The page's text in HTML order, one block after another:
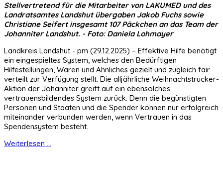
Stellvertretend für die Mitarbeiter von LAKUMED und des
Landratsamtes Landshut übergaben Jakob Fuchs sowie
Christiane Seifert insgesamt 107 Päckchen an das Team der
Johanniter Landshut. - Foto: Daniela Lohmayer
Landkreis Landshut - pm (29.12.2025) – Effektive Hilfe benötigt
ein eingespieltes System, welches den Bedürftigen
Hilfestellungen, Waren und Ähnliches gezielt und zugleich fair
verteilt zur Verfügung stellt. Die alljährliche Weihnachtstrucker-
Aktion der Johanniter greift auf ein ebensolches
vertrauensbildendes System zurück. Denn die begünstigten
Personen und Staaten und die Spender können nur erfolgreich
miteinander verbunden werden, wenn Vertrauen in das
Spendensystem besteht.
Weiterlesen ...